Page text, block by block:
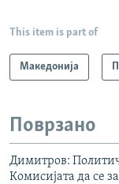
This item is part of
Македонија
Поврзано
Димитров:
Комисијата да се